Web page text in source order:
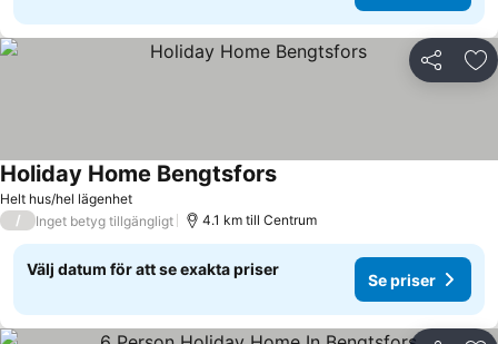
Dela
Helt hus/hel lägenhet
Holiday Home Bengtsfors
/ Inget betyg tillgängligt 4.1 km till Centrum
Välj datum för att se exakta priser
Se priser